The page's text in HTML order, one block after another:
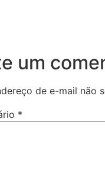
um
de e-mail não
*